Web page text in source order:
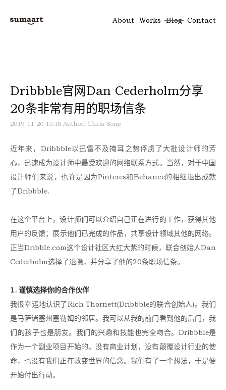
About Works Blog Contact
Dribbble官网Dan Cederholm分享
20条非常有用的职场信条
2019-11-20 15:18 Author: Chris Song
近年来，Dribbble以迅雷不及掩耳之势俘虏了大批设计师的芳
心，迅速成为设计师中最受欢迎的网络联系方式。当然，对于中国
设计师们来说，也许是因为Pinteres和Behance的相继退出成就
了Dribbble.
在这个平台上，设计师们可以介绍自己正在进行的工作，获得其他
用户的反馈；展示他们已完成的作品，共享设计领域其他的网络。
正当Dribble.com这个设计社区大红大紫的时候，联合创始人Dan
Cederholm选择了退隐，并分享了他的20条职场信条。
1. 谨慎选择你的合作伙伴
我很幸运地认识了Rich Thornett(Dribbble的联合创始人)。我们
是马萨诸塞州塞勒姆的邻居。我可以从我的前门看到他的后门，我
们的孩子也是朋友。我们的兴趣和技能也完全吻合。Dribbble是
作为一个副业项目开始的。没有商业计划，没有颠覆设计行业的使
命，也没有我们正在改变世界的信念。我们有了一个想法，于是便
开始付出行动。